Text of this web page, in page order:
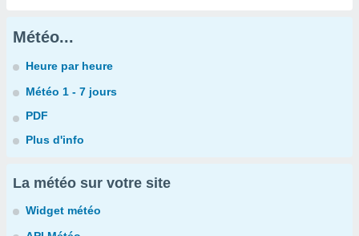
Météo...
Heure par heure
Météo 1 - 7 jours
PDF
Plus d'info
La météo sur votre site
Widget météo